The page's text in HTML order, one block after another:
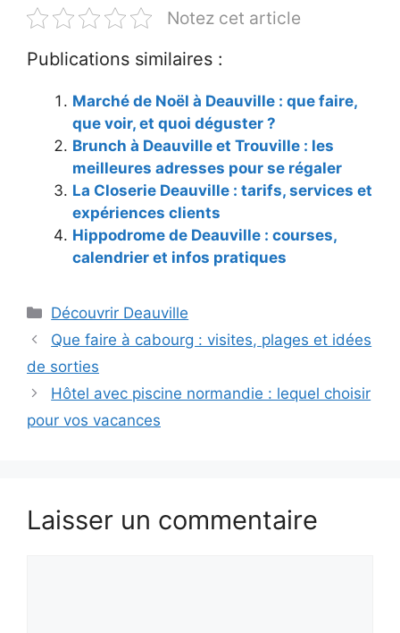
Notez cet article
Publications similaires :
Marché de Noël à Deauville : que faire,
que voir, et quoi déguster ?
Brunch à Deauville et Trouville : les
meilleures adresses pour se régaler
La Closerie Deauville : tarifs, services et
expériences clients
Hippodrome de Deauville : courses,
calendrier et infos pratiques
Catégories
Découvrir Deauville
Que faire à cabourg : visites, plages et idées
de sorties
Hôtel avec piscine normandie : lequel choisir
pour vos vacances
Laisser un commentaire